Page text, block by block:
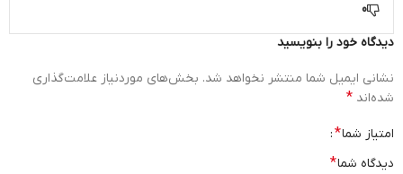
0
دیدگاه خود را بنویسید
نشانی ایمیل شما منتشر نخواهد شد. بخش‌های موردنیاز علامت‌گذاری
شده‌اند *
امتیاز شما*
دیدگاه شما*